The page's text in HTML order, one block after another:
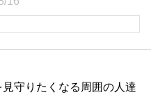
守りたくなる周囲の人達